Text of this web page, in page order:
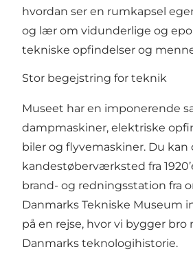
hvordan ser en rumkapsel
og lær om vidunderlige og
tekniske opfindelser og
Stor begejstring for teknik
Museet har en imponerende
dampmaskiner, elektriske
biler og flyvemaskiner. Du kan
kandestøberværksted fra
brand- og redningsstation fra
Danmarks Tekniske Museum
på en rejse, hvor vi bygger
Danmarks teknologihistorie.